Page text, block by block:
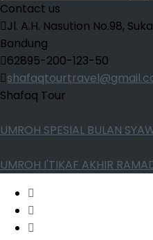
Contact us
Jl. A.H. Nasution No.98,
Bandung
62895-200-123-50
Shafaq Tour
UMROH SPESIAL BULAN
UMROH I'TIKAF AKHIR